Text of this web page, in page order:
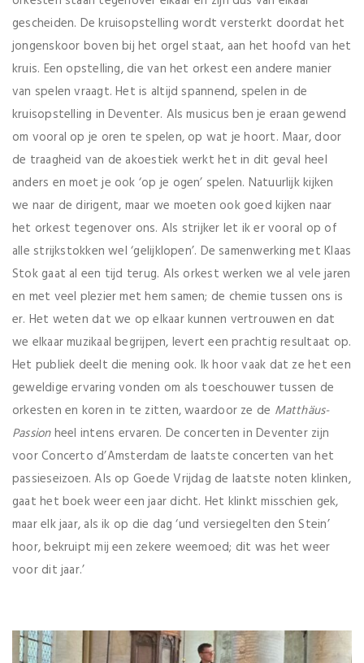
gescheiden. De kruisopstelling wordt versterkt doordat het
jongenskoor boven bij het orgel staat, aan het hoofd van het
kruis. Een opstelling, die van het orkest een andere manier
van spelen vraagt. Het is altijd spannend, spelen in de
kruisopstelling in Deventer. Als musicus ben je eraan gewend
om vooral op je oren te spelen, op wat je hoort. Maar, door
de traagheid van de akoestiek werkt het in dit geval heel
anders en moet je ook ‘op je ogen’ spelen. Natuurlijk kijken
we naar de dirigent, maar we moeten ook goed kijken naar
het orkest tegenover ons. Als strijker let ik er vooral op of
alle strijkstokken wel ‘gelijklopen’. De samenwerking met Klaas
Stok gaat al een tijd terug. Als orkest werken we al vele jaren
en met veel plezier met hem samen; de chemie tussen ons is
er. Het weten dat we op elkaar kunnen vertrouwen en dat
we elkaar muzikaal begrijpen, levert een prachtig resultaat op.
Het publiek deelt die mening ook. Ik hoor vaak dat ze het een
geweldige ervaring vonden om als toeschouwer tussen de
orkesten en koren in te zitten, waardoor ze de Matthäus-
Passionheel intens ervaren. De concerten in Deventer zijn
voor Concerto d’Amsterdam de laatste concerten van het
passieseizoen. Als op Goede Vrijdag de laatste noten klinken,
gaat het boek weer een jaar dicht. Het klinkt misschien gek,
maar elk jaar, als ik op die dag ‘und versiegelten den Stein’
hoor, bekruipt mij een zekere weemoed; dit was het weer
voor dit jaar.’